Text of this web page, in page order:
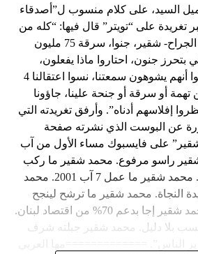
السيد، على كلام منسوب ل”أصدقاء
تغريدة على “تويتر” قال فيها: “كله من
أجل تغطية صفقة بناية الجراح- شقير، جنوا، سرقة 75 مليون
بتحرز جنون، احتاروا ماذا يفعلون،
فضحنا سمسراتهم، ظنوا أنهم يشوهون سمعتنا، نسوا اعتقالنا 4
أو سرقة أو جنحة علينا، جاؤونا
إفلاسهم أدناه”. وأرفق تغريدته التي
عن البوست الذي نشرته صفحة
على فايسبوك مساء الأول من آب
شقير راسو مرفوع. محمد شقير ما ركب
ملفات للناس وسجنهم. محمد شقير ما عمل 7 آب 2001. محمد
النجاة. محمد شقير ما ترشح لينجح
بأصوات منا أصواته. محمد شقير إجا بدعم 70% من اقتصاد لبنان.
بلا دليل. محمد شقير جبلته شرف